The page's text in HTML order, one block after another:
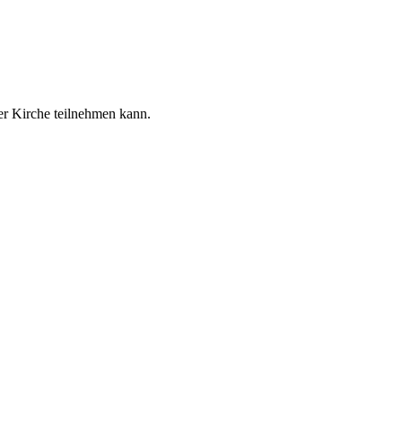
Kirche teilnehmen kann.